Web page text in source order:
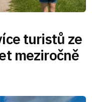
turistů ze
meziročně